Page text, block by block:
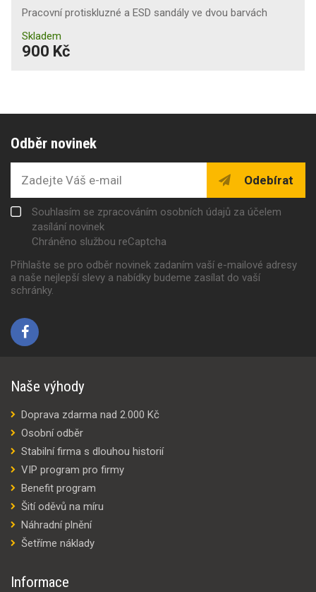
Pracovní protiskluzné a ESD sandály ve dvou barvách
Skladem
900 Kč
Odběr novinek
Odebírat
Souhlasím se zpracováním osobních údajů za účelem
zasílání novinek
Chráněno službou reCaptcha
Přihlašte se pro odběr novinek zadaním vaší e-mailové adresy
a naše nejlepší slevy a nabídky budeme zasílat do vaší
schránky.
Naše výhody
Doprava zdarma nad 2.000 Kč
Osobní odběr
Stabilní firma s dlouhou historií
VIP program pro firmy
Benefit program
Šití oděvů na míru
Náhradní plnění
Šetříme náklady
Informace